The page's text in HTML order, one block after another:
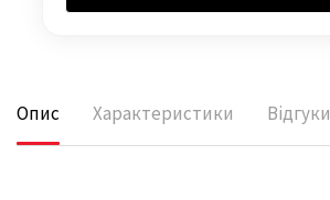
Опис Характеристики